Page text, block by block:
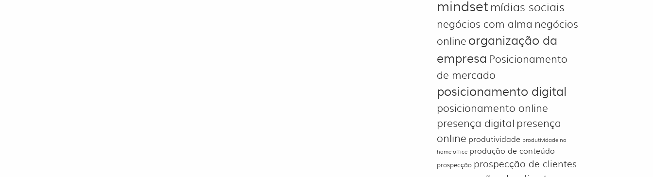
mindset mídias sociais
negócios com alma negócios
onlineorganização da
empresa Posicionamento
de mercado
posicionamento digital
posicionamento online
presença digitalpresença
online produtividade produtividade no
home-office produção de conteúdo
prospecção prospecção de clientes